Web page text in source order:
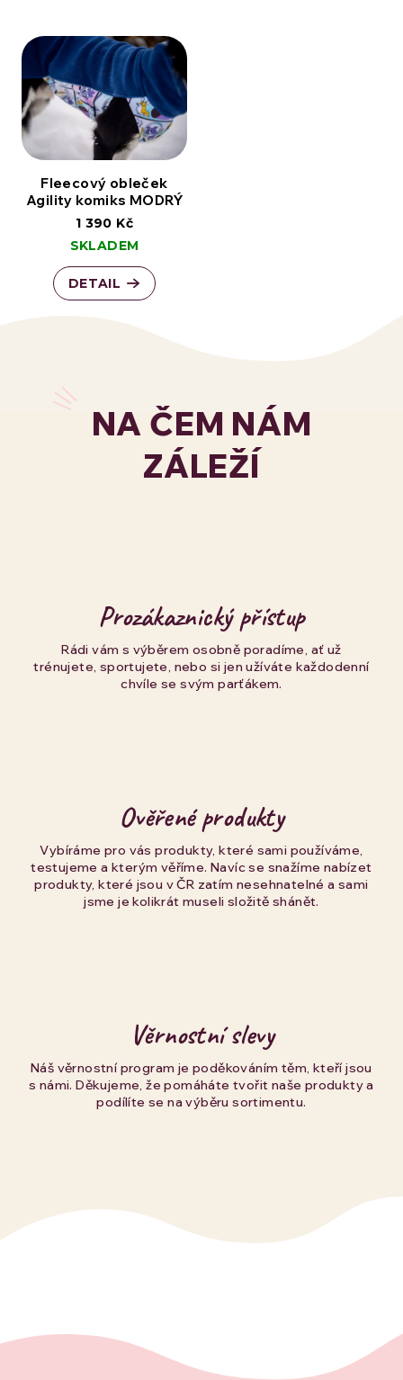
NA ČEM NÁM
ZÁLEŽÍ
Prozákaznický přístup
Rádi vám s výběrem osobně poradíme, ať už
trénujete, sportujete, nebo si jen užíváte každodenní
chvíle se svým parťákem.
Ověřené produkty
Vybíráme pro vás produkty, které sami používáme,
testujeme a kterým věříme. Navíc se snažíme nabízet
produkty, které jsou v ČR zatím nesehnatelné a sami
jsme je kolikrát museli složitě shánět.
Věrnostní slevy
Náš věrnostní program je poděkováním těm, kteří jsou
s námi. Děkujeme, že pomáháte tvořit naše produkty a
podílíte se na výběru sortimentu.
Fleecový obleček
Agility komiks MODRÝ
1 390 Kč
SKLADEM
DETAIL